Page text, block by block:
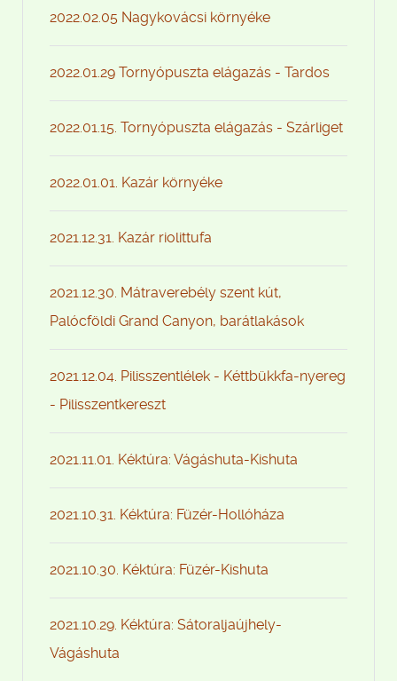
2022.02.05 Nagykovácsi környéke
2022.01.29 Tornyópuszta elágazás - Tardos
2022.01.15. Tornyópuszta elágazás - Szárliget
2022.01.01. Kazár környéke
2021.12.31. Kazár riolittufa
2021.12.30. Mátraverebély szent kút,
Palócföldi Grand Canyon, barátlakások
2021.12.04. Pilisszentlélek - Kéttbükkfa-nyereg
- Pilisszentkereszt
2021.11.01. Kéktúra: Vágáshuta-Kishuta
2021.10.31. Kéktúra: Füzér-Hollóháza
2021.10.30. Kéktúra: Füzér-Kishuta
2021.10.29. Kéktúra: Sátoraljaújhely-
Vágáshuta